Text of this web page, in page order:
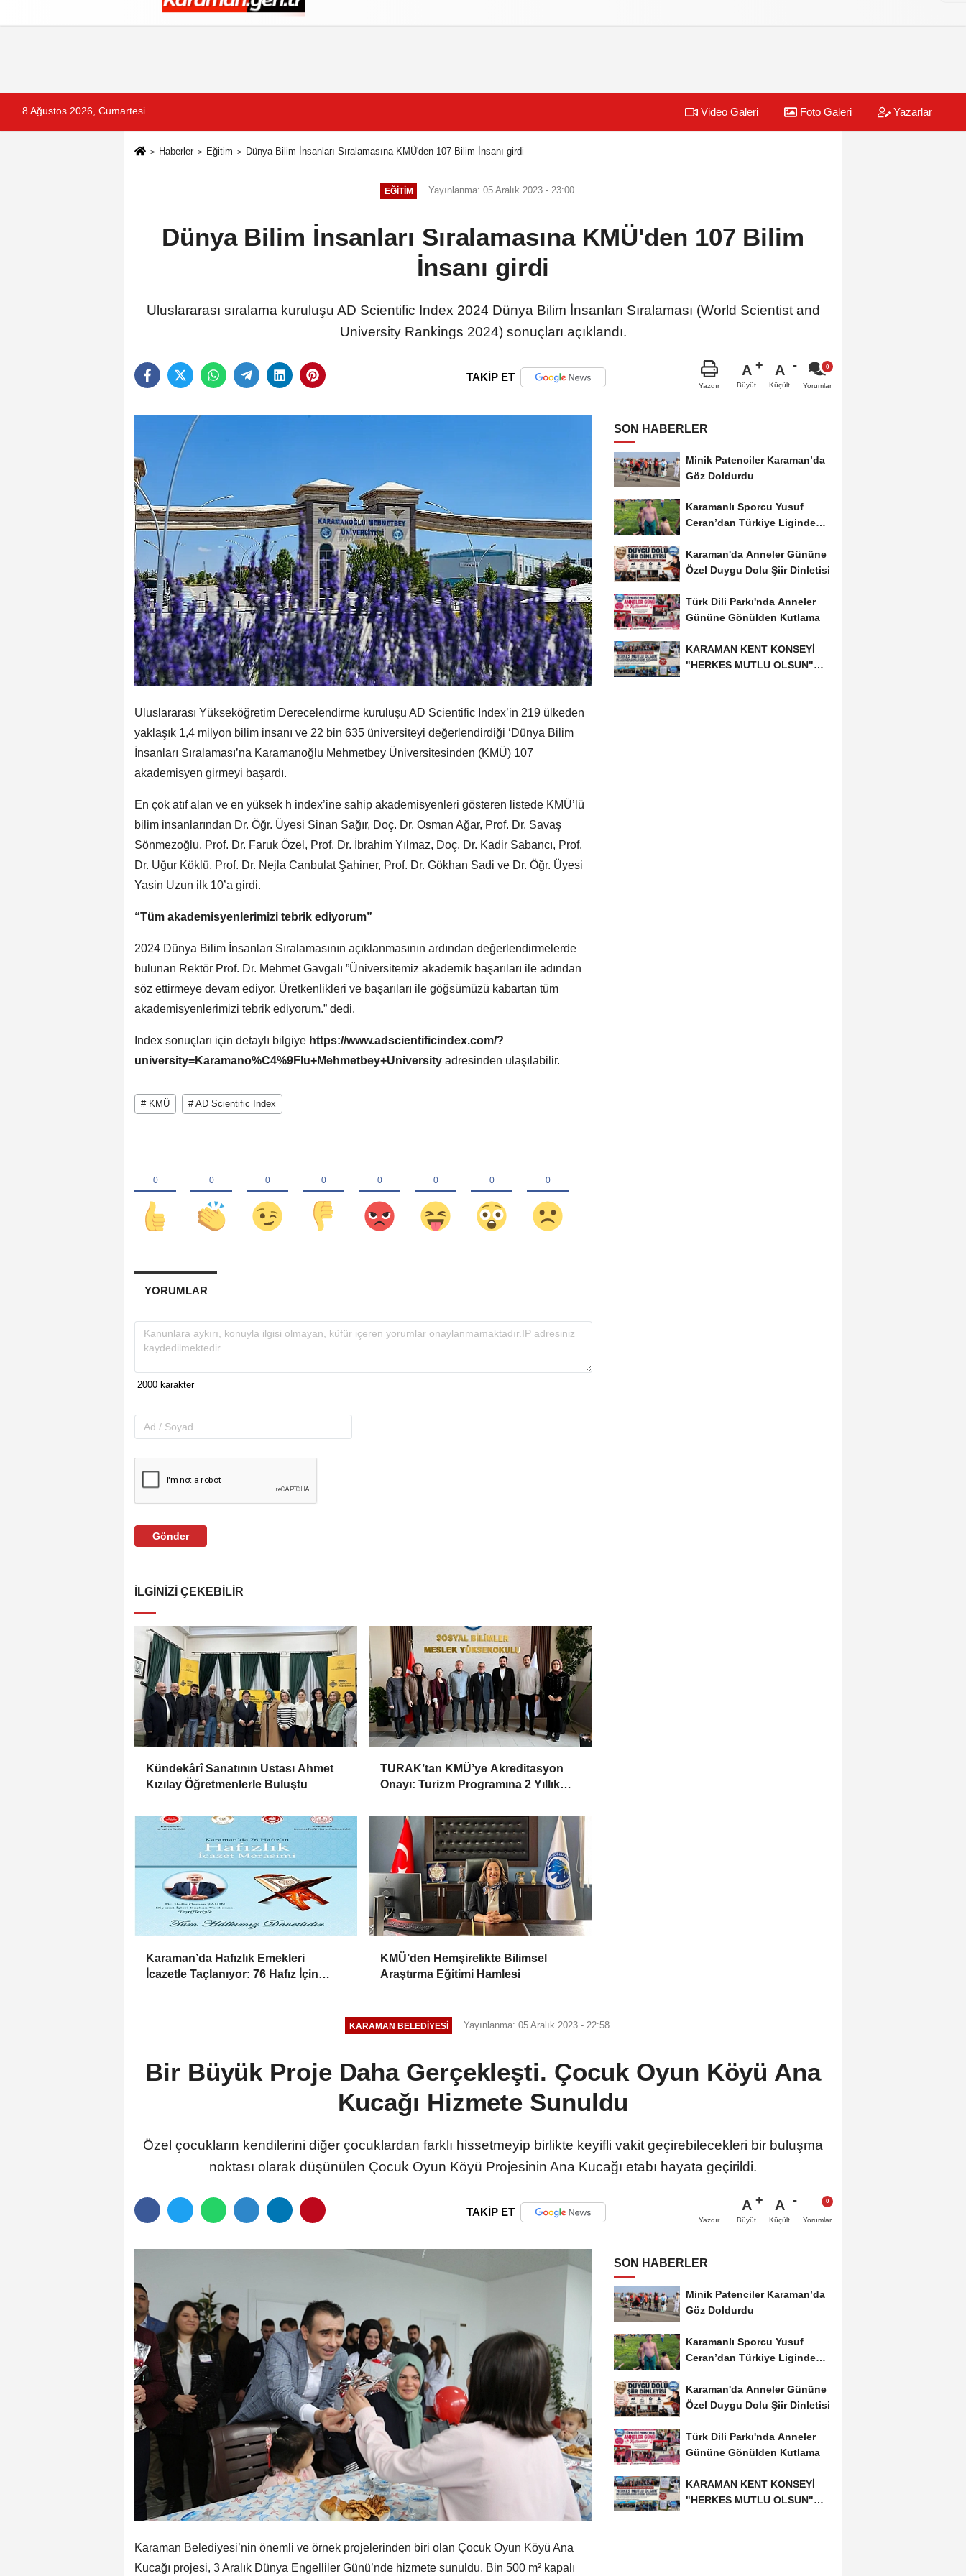
Künye İletişim Çerez Politikası
8 Ağustos 2026, Cumartesi Video Galeri Foto Galeri Yazarlar
Haberler Eğitim Dünya Bilim İnsanları Sıralamasına KMÜ'den 107 Bilim İnsanı girdi
EĞITIM Yayınlanma: 05 Aralık 2023 - 23:00
Dünya Bilim İnsanları Sıralamasına KMÜ'den 107 Bilim
İnsanı girdi
Uluslararası sıralama kuruluşu AD Scientific Index 2024 Dünya Bilim İnsanları Sıralaması (World Scientist and
University Rankings 2024) sonuçları açıklandı.
TAKİP ET
Yazdır
A
Büyüt
A
Küçült Yorumlar
Uluslararası Yükseköğretim Derecelendirme kuruluşu AD Scientific Index’in 219 ülkeden
yaklaşık 1,4 milyon bilim insanı ve 22 bin 635 üniversiteyi değerlendirdiği ‘Dünya Bilim
İnsanları Sıralaması’na Karamanoğlu Mehmetbey Üniversitesinden (KMÜ) 107
akademisyen girmeyi başardı.
En çok atıf alan ve en yüksek h index’ine sahip akademisyenleri gösteren listede KMÜ’lü
bilim insanlarından Dr. Öğr. Üyesi Sinan Sağır, Doç. Dr. Osman Ağar, Prof. Dr. Savaş
Sönmezoğlu, Prof. Dr. Faruk Özel, Prof. Dr. İbrahim Yılmaz, Doç. Dr. Kadir Sabancı, Prof.
Dr. Uğur Köklü, Prof. Dr. Nejla Canbulat Şahiner, Prof. Dr. Gökhan Sadi ve Dr. Öğr. Üyesi
Yasin Uzun ilk 10’a girdi.
“Tüm akademisyenlerimizi tebrik ediyorum”
2024 Dünya Bilim İnsanları Sıralamasının açıklanmasının ardından değerlendirmelerde
bulunan Rektör Prof. Dr. Mehmet Gavgalı ”Üniversitemiz akademik başarıları ile adından
söz ettirmeye devam ediyor. Üretkenlikleri ve başarıları ile göğsümüzü kabartan tüm
akademisyenlerimizi tebrik ediyorum.” dedi.
Index sonuçları için detaylı bilgiye https://www.adscientificindex.com/?
university=Karamano%C4%9Flu+Mehmetbey+University adresinden ulaşılabilir.
# KMÜ # AD Scientific Index
YORUMLAR
Gönder
İLGINIZI ÇEKEBILIR
Kündekârî Sanatının Ustası Ahmet
Kızılay Öğretmenlerle Buluştu
TURAK’tan KMÜ’ye Akreditasyon
Onayı: Turizm Programına 2 Yıllık
Karaman’da Hafızlık Emekleri
İcazetle Taçlanıyor: 76 Hafız İçin
KMÜ’den Hemşirelikte Bilimsel
Araştırma Eğitimi Hamlesi
SON HABERLER
Minik Patenciler Karaman’da
Göz Doldurdu
Karamanlı Sporcu Yusuf
Ceran’dan Türkiye Liginde
Karaman'da Anneler Gününe
Özel Duygu Dolu Şiir Dinletisi
Türk Dili Parkı'nda Anneler
Gününe Gönülden Kutlama
KARAMAN KENT KONSEYİ
"HERKES MUTLU OLSUN"
KARAMAN BELEDIYESI Yayınlanma: 05 Aralık 2023 - 22:58
Bir Büyük Proje Daha Gerçekleşti. Çocuk Oyun Köyü Ana
Kucağı Hizmete Sunuldu
Özel çocukların kendilerini diğer çocuklardan farklı hissetmeyip birlikte keyifli vakit geçirebilecekleri bir buluşma
noktası olarak düşünülen Çocuk Oyun Köyü Projesinin Ana Kucağı etabı hayata geçirildi.
TAKİP ET
Yazdır
A
Büyüt
A
Küçült Yorumlar
Karaman Belediyesi’nin önemli ve örnek projelerinden biri olan Çocuk Oyun Köyü Ana
Kucağı projesi, 3 Aralık Dünya Engelliler Günü’nde hizmete sunuldu. Bin 500 m² kapalı
SON HABERLER
Minik Patenciler Karaman’da
Göz Doldurdu
Karamanlı Sporcu Yusuf
Ceran’dan Türkiye Liginde
Karaman'da Anneler Gününe
Özel Duygu Dolu Şiir Dinletisi
Türk Dili Parkı'nda Anneler
Gününe Gönülden Kutlama
KARAMAN KENT KONSEYİ
"HERKES MUTLU OLSUN"